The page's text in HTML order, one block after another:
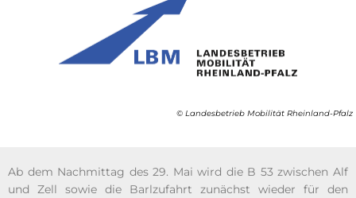
© Landesbetrieb Mobilität Rheinland-Pfalz
Ab dem Nachmittag des 29. Mai wird die B 53 zwischen Alf
und Zell sowie die Barlzufahrt zunächst wieder für den